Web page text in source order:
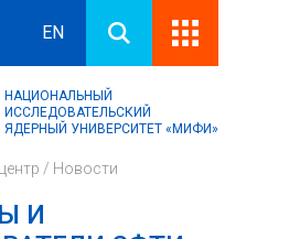
EN
НАЦИОНАЛЬНЫЙ
ИССЛЕДОВАТЕЛЬСКИЙ
ЯДЕРНЫЙ УНИВЕРСИТЕТ «МИФИ»
/ Новости
И